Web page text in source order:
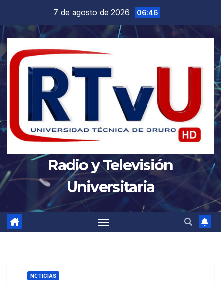
contenido
7 de agosto de 2026 06:46
Radio y Televisión
Universitaria
NOTICIAS